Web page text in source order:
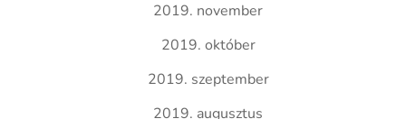
2019. november
2019. október
2019. szeptember
2019. augusztus